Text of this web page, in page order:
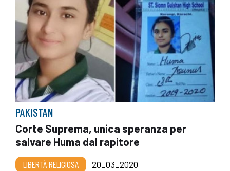
PAKISTAN
Corte Suprema, unica speranza per
salvare Huma dal rapitore
LIBERTÀ RELIGIOSA 20_03_2020